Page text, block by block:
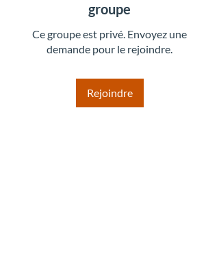
groupe
Ce groupe est privé. Envoyez une
demande pour le rejoindre.
Rejoindre